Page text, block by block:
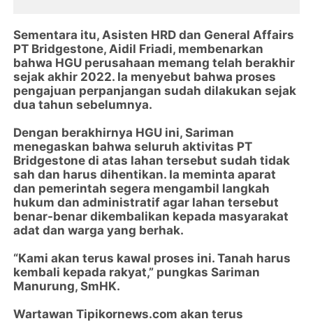
Sementara itu, Asisten HRD dan General Affairs
PT Bridgestone, Aidil Friadi, membenarkan
bahwa HGU perusahaan memang telah berakhir
sejak akhir 2022. Ia menyebut bahwa proses
pengajuan perpanjangan sudah dilakukan sejak
dua tahun sebelumnya.
Dengan berakhirnya HGU ini, Sariman
menegaskan bahwa seluruh aktivitas PT
Bridgestone di atas lahan tersebut sudah tidak
sah dan harus dihentikan. Ia meminta aparat
dan pemerintah segera mengambil langkah
hukum dan administratif agar lahan tersebut
benar-benar dikembalikan kepada masyarakat
adat dan warga yang berhak.
“Kami akan terus kawal proses ini. Tanah harus
kembali kepada rakyat,” pungkas Sariman
Manurung, SmHK.
WartawanTipikornews.com akan terus